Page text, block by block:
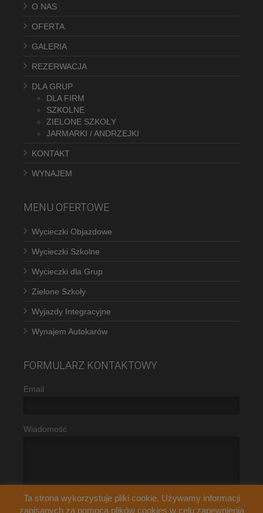
O NAS
OFERTA
GALERIA
REZERWACJA
DLA GRUP
DLA FIRM
SZKOLNE
ZIELONE SZKOŁY
JARMARKI / ANDRZEJKI
KONTAKT
WYNAJEM
MENU OFERTOWE
Wycieczki Objazdowe
Wycieczki Szkolne
Wycieczki dla Grup
Zielone Szkoły
Wyjazdy Integracyjne
Wynajem Autokarów
FORMULARZ KONTAKTOWY
Email
Wiadomość
Ta strona wykorzystuje pliki cookie. Używamy informacji
zapisanych za pomocą plików cookies w celu zapewnienia